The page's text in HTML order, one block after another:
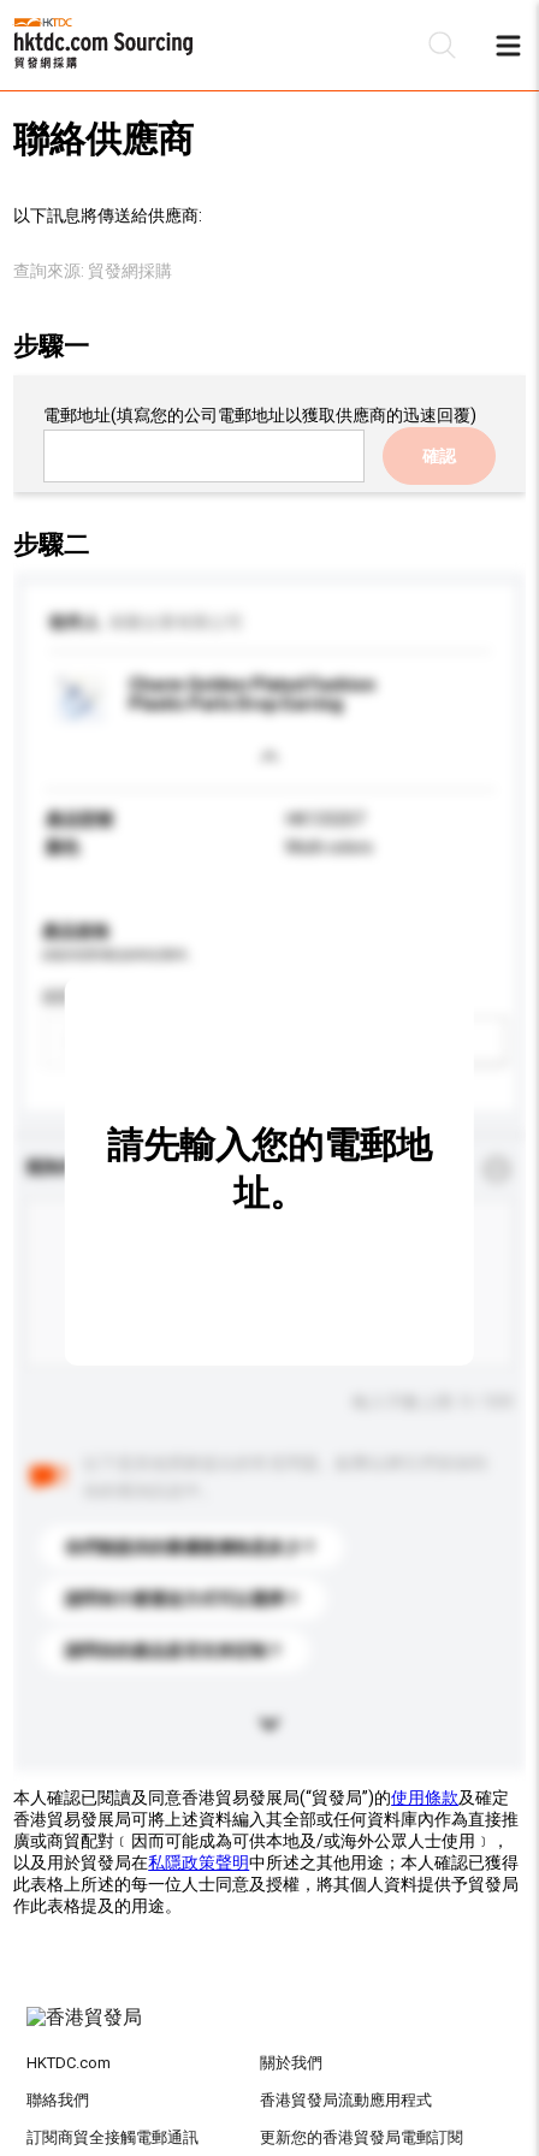
聯絡供應商
以下訊息將傳送給供應商:
查詢來源: 貿發網採購
步驟一
電郵地址(填寫您的公司電郵地址以獲取供應商的迅速回覆)
確認
步驟二
收件人
Charm Golden Plated Fashion
Plastic Parts Drop Earring
產品型號
HK133207
顏色
Multi colors
產品規格
查詢內容 * 必須填寫
你們能提供的最優惠價格是多少？
請問有什麼運送方式可以選擇？
請問你的產品是否支持定制？
請先輸入您的電郵地
址。
本人確認已閱讀及同意香港貿易發展局(“貿發局”)的使用條款及確定
香港貿易發展局可將上述資料編入其全部或任何資料庫內作為直接推
廣或商貿配對﹝因而可能成為可供本地及/或海外公眾人士使用﹞，
以及用於貿發局在私隱政策聲明中所述之其他用途；本人確認已獲得
此表格上所述的每一位人士同意及授權，將其個人資料提供予貿發局
作此表格提及的用途。
HKTDC.com 關於我們
聯絡我們 香港貿發局流動應用程式
訂閱商貿全接觸電郵通訊 更新您的香港貿發局電郵訂閱